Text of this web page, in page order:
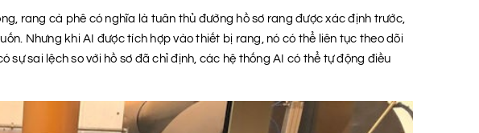
rang cà phê có nghĩa là tuân thủ đường hồ sơ rang được xác định trước,
Nhưng khi AI được tích hợp vào thiết bị rang, nó có thể liên tục theo dõi
sai lệch so với hồ sơ đã chỉ định, các hệ thống AI có thể tự động điều